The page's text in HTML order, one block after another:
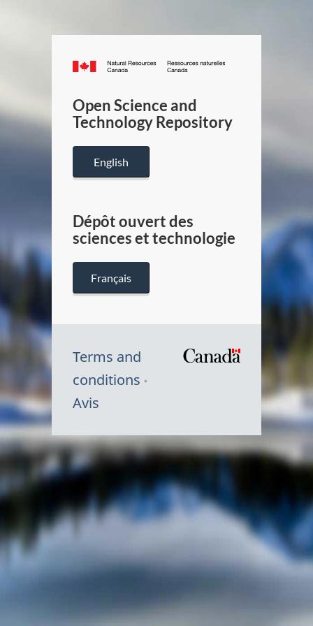
Canada.ca
/
Canada
Open Science and
Technology Repository
English
Dépôt ouvert des
sciences et technologie
Français
Terms and
conditions
Avis
Symbole
du
Canada